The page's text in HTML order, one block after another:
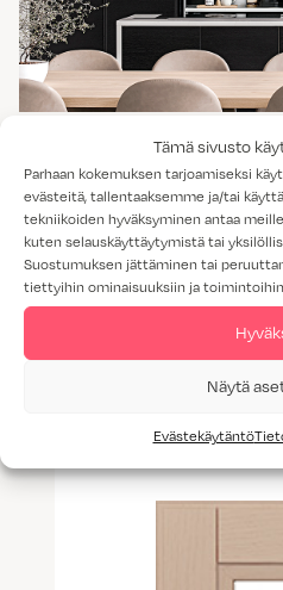
Tämä sivusto
Parhaan kokemuksen tarjoamiseksi
evästeitä, tallentaaksemme ja/tai
tekniikoiden hyväksyminen antaa
kuten selauskäyttäytymistä tai
Suostumuksen jättäminen tai
tiettyihin ominaisuuksiin ja
Näytä
Evästekäytäntö
Lisää